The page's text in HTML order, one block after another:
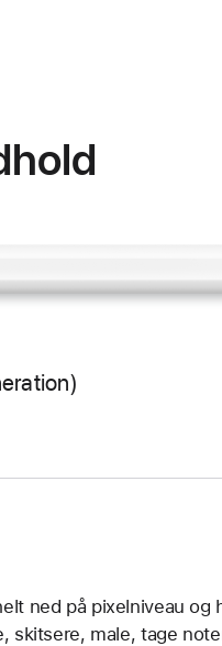
ned på pixelniveau og
male, tage